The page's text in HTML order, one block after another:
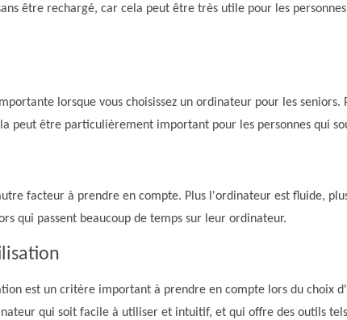
être rechargé, car cela peut être très utile pour les
lorsque vous choisissez un ordinateur pour les
peut être particulièrement important pour les personnes qui
facteur à prendre en compte. Plus l'ordinateur est fluide,
qui passent beaucoup de temps sur leur ordinateur.
est un critère important à prendre en compte lors du choix
qui soit facile à utiliser et intuitif, et qui offre des outils